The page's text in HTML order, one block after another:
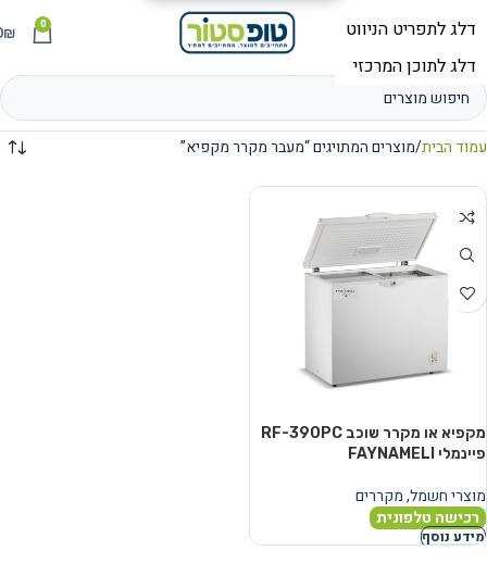
תפריט 0
₪
עמוד הבית מוצרים המתויגים “מעבר מקרר מקפיא”
מקפיא או מקרר שוכב RF-390PC
פיינמלי FAYNAMELI
מוצרי חשמל,מקררים
רכישה טלפונית
מידע נוסף